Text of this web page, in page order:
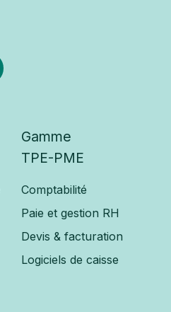
Gamme
TPE-PME
Comptabilité
Paie et gestion RH
Devis & facturation
Logiciels de caisse